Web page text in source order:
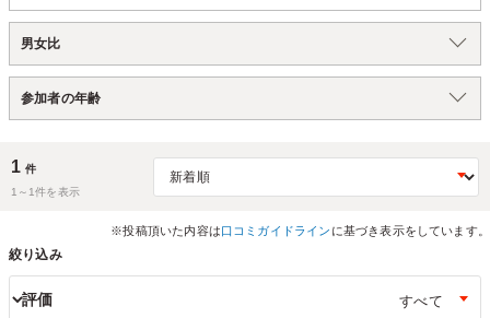
男女比
参加者の年齢
1 件
1～ 1件を表示
※投稿頂いた内容は口コミガイドライン に基づき表示をしています。
絞り込み
評価